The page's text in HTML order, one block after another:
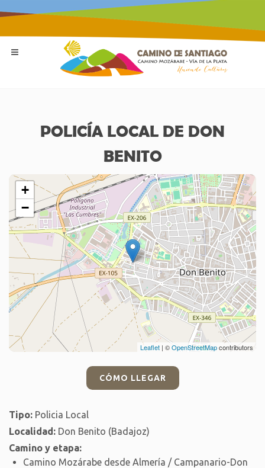
POLICÍA LOCAL DE DON
BENITO
+
−
Leaflet | ©OpenStreetMapcontributors
CÓMO LLEGAR
Tipo: Policia Local
Localidad: Don Benito (Badajoz)
Camino y etapa:
Camino Mozárabe desde Almería / Campanario-Don